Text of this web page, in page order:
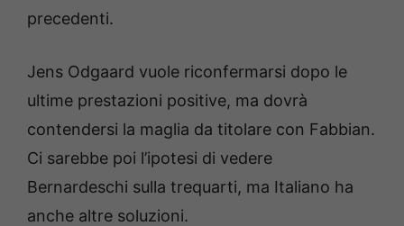
precedenti.
Jens Odgaard vuole riconfermarsi dopo le
ultime prestazioni positive, ma dovrà
contendersi la maglia da titolare con Fabbian.
Ci sarebbe poi l’ipotesi di vedere
Bernardeschi sulla trequarti, ma Italiano ha
anche altre soluzioni.